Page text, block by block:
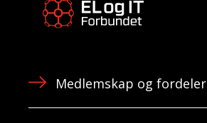
Medlemskap og fordeler